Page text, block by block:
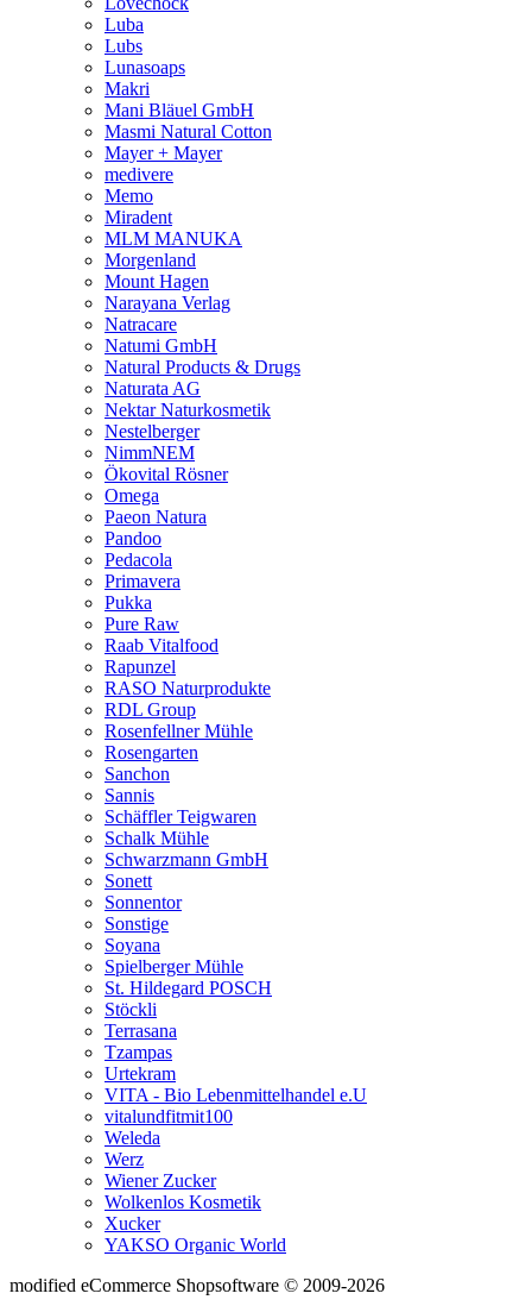
Luba
Lubs
Lunasoaps
Makri
Mani Bläuel GmbH
Masmi Natural Cotton
Mayer + Mayer
medivere
Memo
Miradent
MLM MANUKA
Morgenland
Mount Hagen
Narayana Verlag
Natracare
Natumi GmbH
Natural Products & Drugs
Naturata AG
Nektar Naturkosmetik
Nestelberger
NimmNEM
Ökovital Rösner
Omega
Paeon Natura
Pandoo
Pedacola
Primavera
Pukka
Pure Raw
Raab Vitalfood
Rapunzel
RASO Naturprodukte
RDL Group
Rosenfellner Mühle
Rosengarten
Sanchon
Sannis
Schäffler Teigwaren
Schalk Mühle
Schwarzmann GmbH
Sonett
Sonnentor
Sonstige
Soyana
Spielberger Mühle
St. Hildegard POSCH
Stöckli
Terrasana
Tzampas
Urtekram
VITA - Bio Lebenmittelhandel e.U
vitalundfitmit100
Weleda
Werz
Wiener Zucker
Wolkenlos Kosmetik
Xucker
YAKSO Organic World
modified eCommerce Shopsoftware © 2009-2026